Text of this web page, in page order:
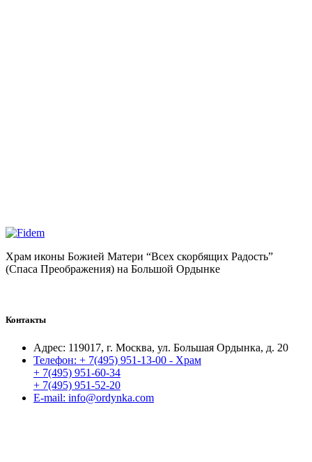
Храм иконы Божией Матери “Всех скорбящих Радость”
(Спаса Преображения) на Большой Ордынке
Контакты
Адрес: 119017, г. Москва, ул. Большая Ордынка, д. 20
Телефон: + 7(495) 951-13-00 - Храм
+ 7(495) 951-60-34
+ 7(495) 951-52-20
E-mail: info@ordynka.com